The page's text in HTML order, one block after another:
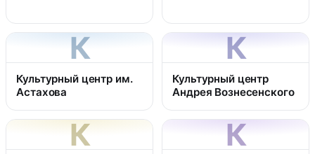
К
Культурный центр им.
Астахова
К
Культурный центр
Андрея Вознесенского
К К